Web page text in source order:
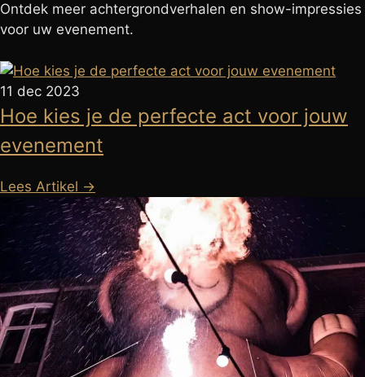
Ontdek meer achtergrondverhalen en show-impressies
voor uw evenement.
11 dec 2023
Hoe kies je de perfecte act voor jouw
evenement
Lees Artikel →